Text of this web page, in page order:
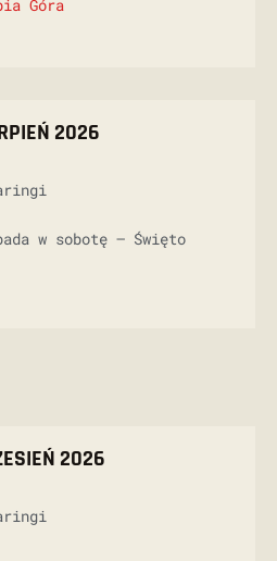
Góra
2026
w sobotę – Święto
2026